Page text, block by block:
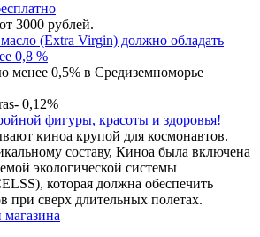
3000 рублей.
(Extra Virgin) должно обладать
0,8 %
менее 0,5% в Средиземноморье
0,12%
фигуры, красоты и здоровья!
киноа крупой для космонавтов.
составу, Киноа была включена
экологической системы
которая должна обеспечить
при сверх длительных полетах.